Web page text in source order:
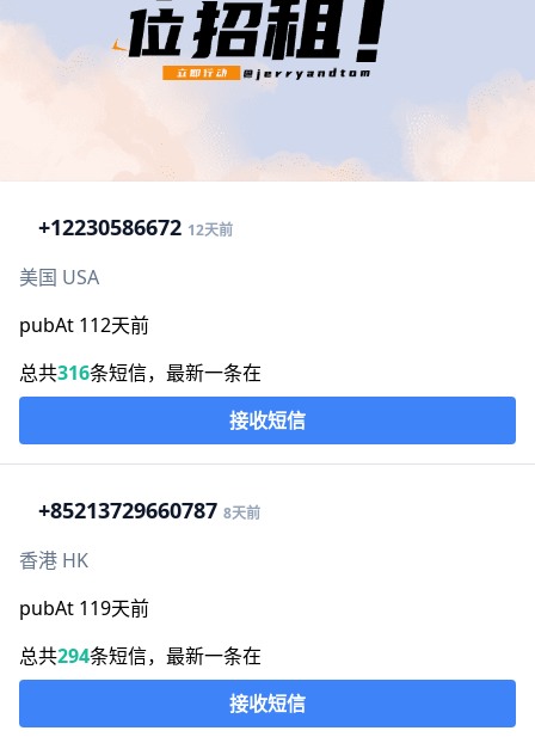
+12230586672 12天前
美国 USA
pubAt 112天前
总共316条短信，最新一条在
接收短信
+85213729660787 8天前
香港 HK
pubAt 119天前
总共294条短信，最新一条在
接收短信